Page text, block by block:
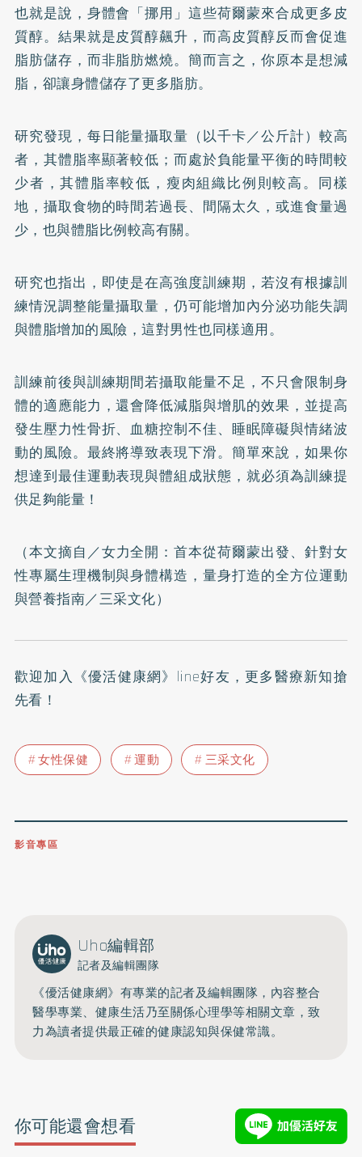
也就是說，身體會「挪用」這些荷爾蒙來合成更多皮
質醇。結果就是皮質醇飆升，而高皮質醇反而會促進
脂肪儲存，而非脂肪燃燒。簡而言之，你原本是想減
脂，卻讓身體儲存了更多脂肪。
研究發現，每日能量攝取量（以千卡／公斤計）較高
者，其體脂率顯著較低；而處於負能量平衡的時間較
少者，其體脂率較低，瘦肉組織比例則較高。同樣
地，攝取食物的時間若過長、間隔太久，或進食量過
少，也與體脂比例較高有關。
研究也指出，即使是在高強度訓練期，若沒有根據訓
練情況調整能量攝取量，仍可能增加內分泌功能失調
與體脂增加的風險，這對男性也同樣適用。
訓練前後與訓練期間若攝取能量不足，不只會限制身
體的適應能力，還會降低減脂與增肌的效果，並提高
發生壓力性骨折、血糖控制不佳、睡眠障礙與情緒波
動的風險。最終將導致表現下滑。簡單來說，如果你
想達到最佳運動表現與體組成狀態，就必須為訓練提
供足夠能量！
（本文摘自／女力全開：首本從荷爾蒙出發、針對女
性專屬生理機制與身體構造，量身打造的全方位運動
與營養指南／三采文化）
歡迎加入 《優活健康網》line好友 ，更多醫療新知搶
先看！
女性保健 運動 三采文化
影音專區
Uho編輯部
記者及編輯團隊
《優活健康網》有專業的記者及編輯團隊，內容整合
醫學專業、健康生活乃至關係心理學等相關文章，致
力為讀者提供最正確的健康認知與保健常識。
你可能還會想看